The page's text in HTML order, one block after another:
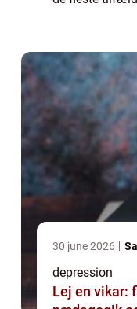
30 june 2026
depression
Lej en vikar: